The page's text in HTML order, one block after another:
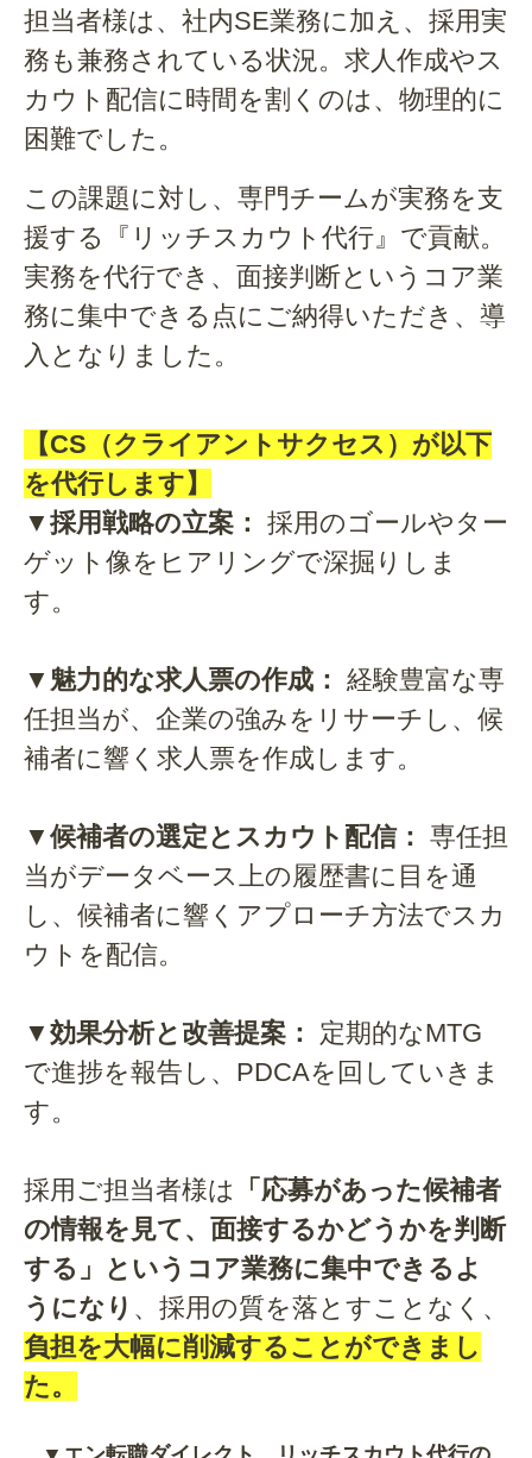
担当者様は、社内SE業務に加え、採用実
務も兼務されている状況。求人作成やス
カウト配信に時間を割くのは、物理的に
困難でした。
この課題に対し、専門チームが実務を支
援する『リッチスカウト代行』で貢献。
実務を代行でき、面接判断というコア業
務に集中できる点にご納得いただき、導
入となりました。
【CS（クライアントサクセス）が以下
を代行します】
▼採用戦略の立案： 採用のゴールやター
ゲット像をヒアリングで深掘りしま
す。
▼魅力的な求人票の作成： 経験豊富な専
任担当が、企業の強みをリサーチし、候
補者に響く求人票を作成します。
▼候補者の選定とスカウト配信： 専任担
当がデータベース上の履歴書に目を通
し、候補者に響くアプローチ方法でスカ
ウトを配信。
▼効果分析と改善提案： 定期的なMTG
で進捗を報告し、PDCAを回していきま
す。
採用ご担当者様は
「応募があった候補者
の情報を見て、面接するかどうかを判断
する」というコア業務に集中できるよ
うになり 、採用の質を落とすことなく、
負担を大幅に削減することができまし
た。